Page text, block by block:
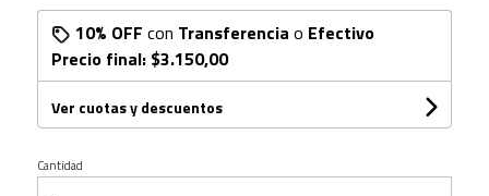
10% OFF con Transferencia o Efectivo
Precio final: $3.150,00
Ver cuotas y descuentos
Cantidad